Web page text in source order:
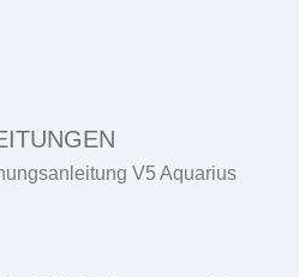
V5 Aquarius